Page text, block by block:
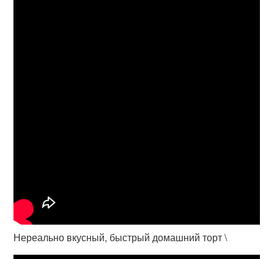
Нереально вкусный, быстрый домашний торт \